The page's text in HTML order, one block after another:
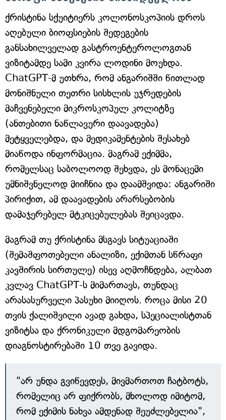
ქრისტინა სქუიტიერს კოლონოსკოპიის დროს
აღებული ბიოფსიების შედეგების
განსახილველად გასტროენტეროლოგთან
ვიზიტამდე სამი კვირა ლოდინი მოუხდა.
ChatGPT-მ უთხრა, რომ ანგარიშში წითლად
მონიშნული თეთრი სისხლის უჯრედების
მაჩვენებელი მიკროსკოპულ კოლიტზე
(ანთებითი ნაწლავური დაავადება)
მეტყველებდა, და მედიკამენტების შესახებ
მიაწოდა ინფორმაცია. მაგრამ ექიმმა,
რომელსაც საბოლოოდ შეხვდა, ეს მონაცემი
უმნიშვნელოდ მიიჩნია და დაამშვიდა: ანგარიში
პირიქით, ამ დაავადების არარსებობის
დამაჯერებელ მტკიცებულებას შეიცავდა.
მაგრამ თუ ქრისტინა მსგავს სიტუაციაში
(შემაშფოთებელი ანალიზი, ექიმთან სწრაფი
კავშირის სირთულე) ისევ აღმოჩნდება, ალბათ
კვლავ ChatGPT-ს მიმართავს, თუნდაც
არასასურველი პასუხი მიიღოს. როცა მისი 20
თვის ქალიშვილი ავად გახდა, სპეციალისტთან
ვიზიტსა და ქრონიკული მდგომარეობის
დიაგნოსტირებაში 10 თვე გავიდა.
"არ უნდა გვიწევდეს, მივმართოთ ჩატბოტს,
რომელიც არ ფიქრობს, მხოლოდ იმიტომ,
რომ ექიმის ნახვა ამდენად შეუძლებელია",